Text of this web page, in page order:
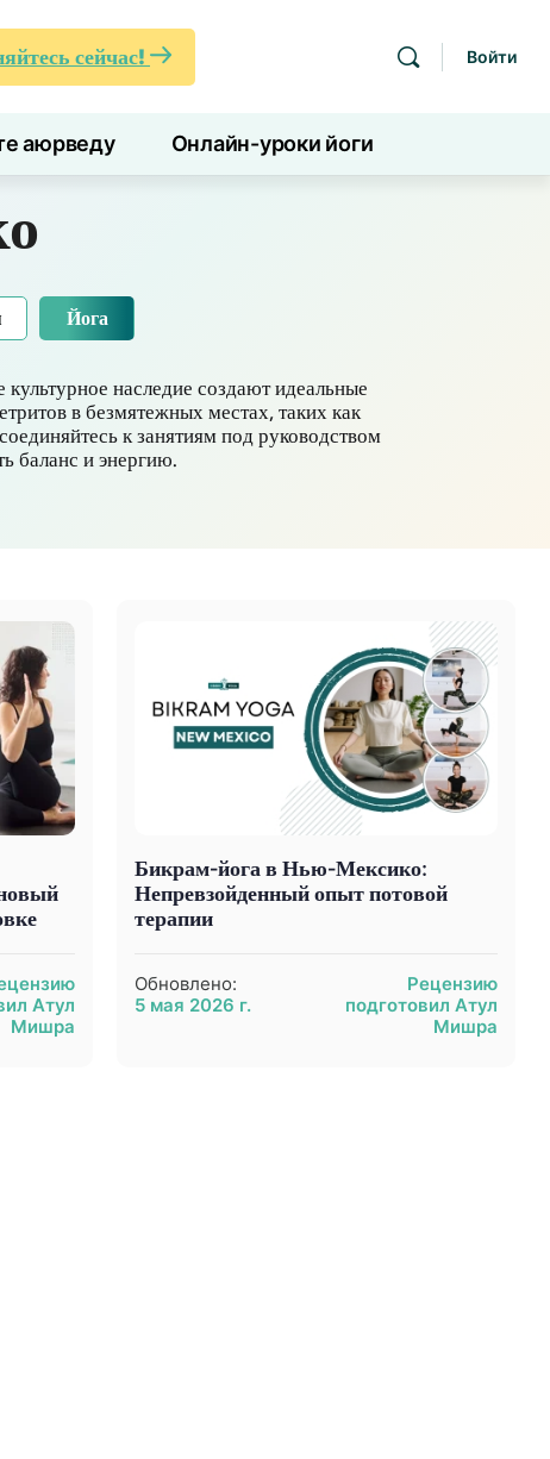
сейчас! Войти
аюрведу Онлайн-уроки йоги
Йога
наследие создают идеальные
в безмятежных местах, таких как
к занятиям под руководством
баланс и энергию.
Атул
Мишра
Бикрам-йога в Нью-Мексико:
Непревзойденный опыт потовой
терапии
Обновлено:
5 мая 2026 г.
Рецензию
подготовил Атул
Мишра